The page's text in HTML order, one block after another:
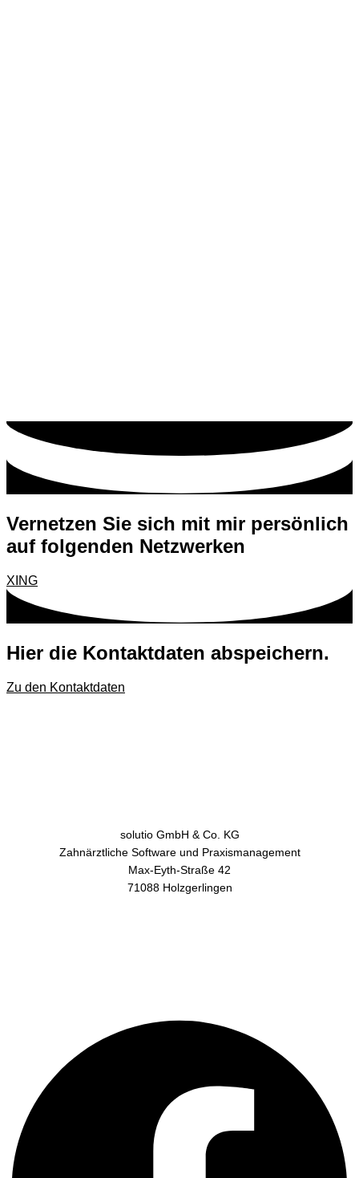
Vernetzen Sie sich mit mir persönlich
auf folgenden Netzwerken
XING
Hier die Kontaktdaten abspeichern.
Zu den Kontaktdaten
solutio GmbH & Co. KG
Zahnärztliche Software und Praxismanagement
Max-Eyth-Straße 42
71088 Holzgerlingen